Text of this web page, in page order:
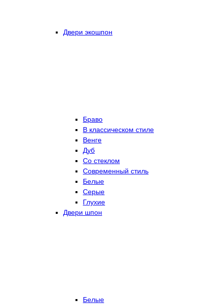
Двери экошпон
Браво
В классическом стиле
Венге
Дуб
Со стеклом
Современный стиль
Белые
Серые
Глухие
Двери шпон
Белые